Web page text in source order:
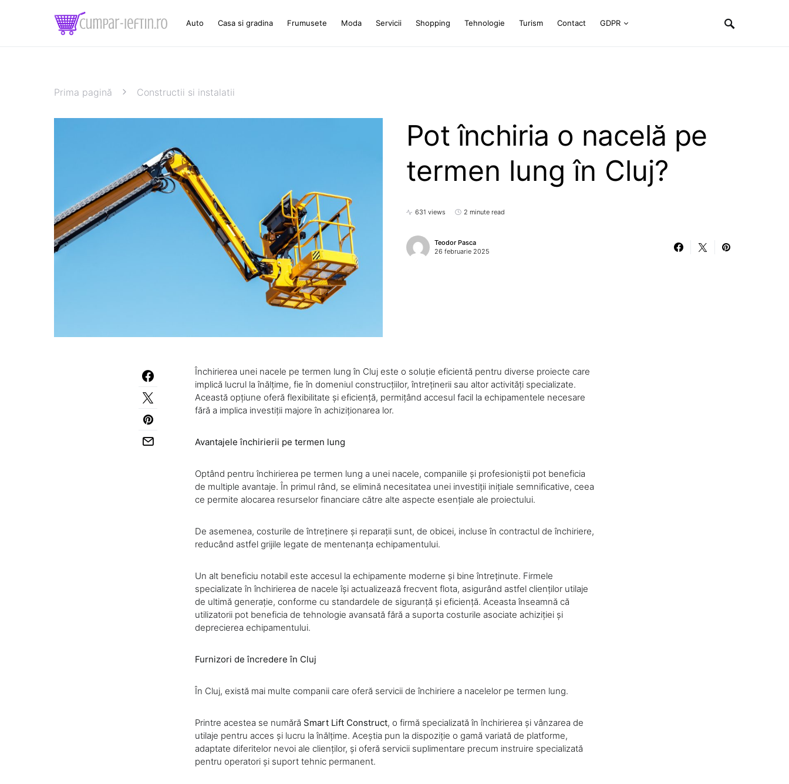
Auto Casa si gradina Frumusete Moda Servicii Shopping Tehnologie Turism Contact GDPR
Prima pagină Constructii si instalatii
Pot închiria o nacelă pe
termen lung în Cluj?
631 views 2 minute read
Teodor Pasca
26 februarie 2025
Închirierea unei nacele pe termen lung în Cluj este o soluție eficientă pentru diverse proiecte care
implică lucrul la înălțime, fie în domeniul construcțiilor, întreținerii sau altor activități specializate.
Această opțiune oferă flexibilitate și eficiență, permițând accesul facil la echipamentele necesare
fără a implica investiții majore în achiziționarea lor.
Avantajele închirierii pe termen lung
Optând pentru închirierea pe termen lung a unei nacele, companiile și profesioniștii pot beneficia
de multiple avantaje. În primul rând, se elimină necesitatea unei investiții inițiale semnificative, ceea
ce permite alocarea resurselor financiare către alte aspecte esențiale ale proiectului.
De asemenea, costurile de întreținere și reparații sunt, de obicei, incluse în contractul de închiriere,
reducând astfel grijile legate de mentenanța echipamentului.
Un alt beneficiu notabil este accesul la echipamente moderne și bine întreținute. Firmele
specializate în închirierea de nacele își actualizează frecvent flota, asigurând astfel clienților utilaje
de ultimă generație, conforme cu standardele de siguranță și eficiență. Aceasta înseamnă că
utilizatorii pot beneficia de tehnologie avansată fără a suporta costurile asociate achiziției și
deprecierea echipamentului.
Furnizori de încredere în Cluj
În Cluj, există mai multe companii care oferă servicii de închiriere a nacelelor pe termen lung.
Printre acestea se numără Smart Lift Construct, o firmă specializată în închirierea și vânzarea de
utilaje pentru acces și lucru la înălțime. Aceștia pun la dispoziție o gamă variată de platforme,
adaptate diferitelor nevoi ale clienților, și oferă servicii suplimentare precum instruire specializată
pentru operatori și suport tehnic permanent.